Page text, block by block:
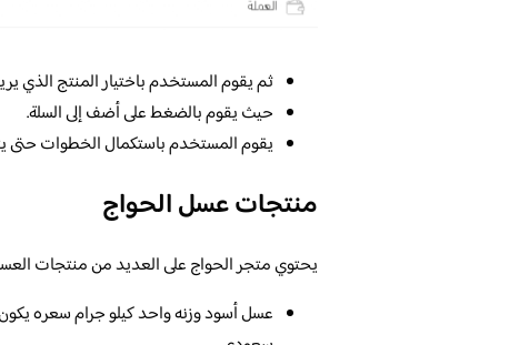
ثم يقوم المستخدم باختيار المنتج الذي
حيث يقوم بالضغط على أضف إلى السلة.
يقوم المستخدم باستكمال الخطوات حتى
منتجات عسل الحواج
يحتوي متجر الحواج على العديد من منتجات
عسل أسود وزنه واحد كيلو جرام سعره